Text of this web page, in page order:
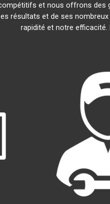
et nous offrons des
résultats et de ses
rapidité et notre